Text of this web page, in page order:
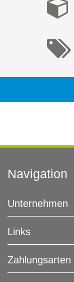
Navigation
Unternehmen
Links
Zahlungsarten